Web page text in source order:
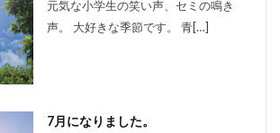
元気な小学生の笑い声、セミの鳴き
声。 大好きな季節です。 青[…]
7月になりました。